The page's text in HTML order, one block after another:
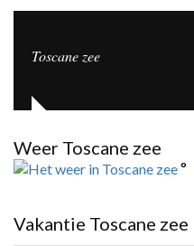
Toscane zee
Weer Toscane zee
°
Vakantie Toscane zee